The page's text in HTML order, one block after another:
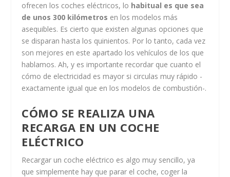
ofrecen los coches eléctricos, lo habitual es que sea
de unos 300 kilómetros en los modelos más
asequibles. Es cierto que existen algunas opciones que
se disparan hasta los quinientos. Por lo tanto, cada vez
son mejores en este apartado los vehículos de los que
hablamos. Ah, y es importante recordar que cuanto el
cómo de electricidad es mayor si circulas muy rápido -
exactamente igual que en los modelos de combustión-.
CÓMO SE REALIZA UNA
RECARGA EN UN COCHE
ELÉCTRICO
Recargar un coche eléctrico es algo muy sencillo, ya
que simplemente hay que parar el coche, coger la